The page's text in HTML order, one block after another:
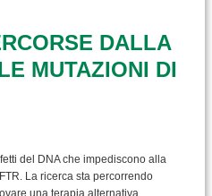
DALLA
MUTAZIONI DI
del DNA che impediscono alla
La ricerca sta percorrendo